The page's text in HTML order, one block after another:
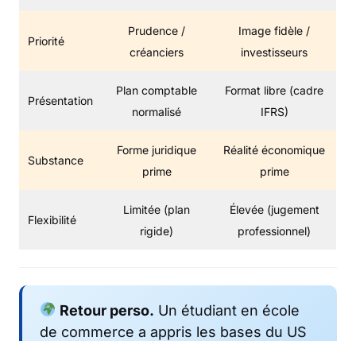
Priorité
Prudence /
créanciers
Image fidèle /
investisseurs
Présentation
Plan comptable
normalisé
Format libre (cadre
IFRS)
Substance
Forme juridique
prime
Réalité économique
prime
Flexibilité
Limitée (plan
rigide)
Élevée (jugement
professionnel)
Retour perso. Un étudiant en école
de commerce a appris les bases du US